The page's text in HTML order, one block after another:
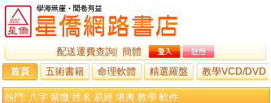
配送運費查詢
簡體
首頁
五術書籍 命理軟體 精選羅盤 教學VCD/DVD
熱門: 八字 紫微 姓名 易經 堪輿 教學 軟件